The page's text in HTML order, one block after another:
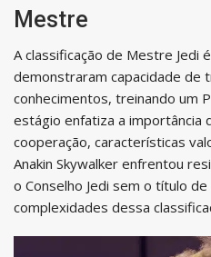
Mestre
A classificação de Mestre Jedi
demonstraram capacidade de
conhecimentos, treinando um
estágio enfatiza a importância
cooperação, características
Anakin Skywalker enfrentou
o Conselho Jedi sem o título
complexidades dessa